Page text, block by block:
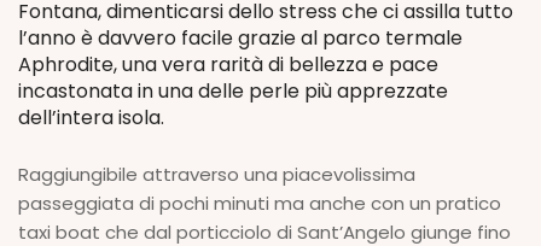
Fontana, dimenticarsi dello stress che ci assilla tutto
l’anno è davvero facile grazie al parco termale
Aphrodite, una vera rarità di bellezza e pace
incastonata in una delle perle più apprezzate
dell’intera isola.
Raggiungibile attraverso una piacevolissima
passeggiata di pochi minuti ma anche con un pratico
taxi boat che dal porticciolo di Sant’Angelo giunge fino